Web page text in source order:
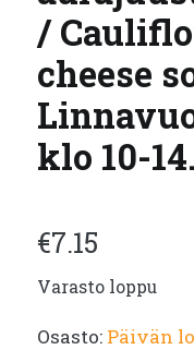
/
cheese
klo 10-
€7.15
Varasto loppu
Osasto: Päivän